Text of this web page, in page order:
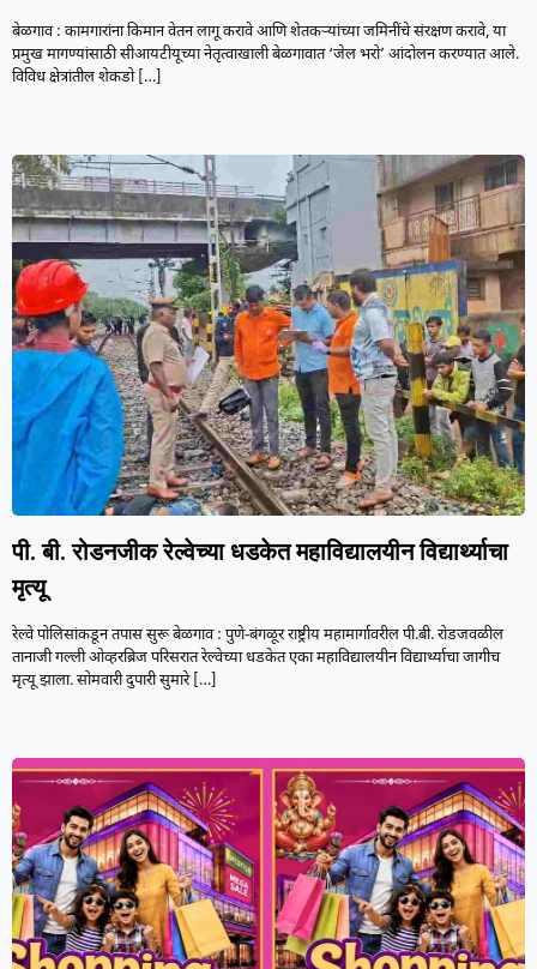
बेळगाव : कामगारांना किमान वेतन लागू करावे आणि शेतकऱ्यांच्या जमिनींचे संरक्षण करावे, या
प्रमुख मागण्यांसाठी सीआयटीयूच्या नेतृत्वाखाली बेळगावात ‘जेल भरो’ आंदोलन करण्यात आले.
विविध क्षेत्रांतील शेकडो[…]
पी. बी. रोडनजीक रेल्वेच्या धडकेत महाविद्यालयीन विद्यार्थ्याचा
मृत्यू
रेल्वे पोलिसांकडून तपास सुरू बेळगाव : पुणे-बंगळूर राष्ट्रीय महामार्गावरील पी.बी. रोडजवळील
तानाजी गल्ली ओव्हरब्रिज परिसरात रेल्वेच्या धडकेत एका महाविद्यालयीन विद्यार्थ्याचा जागीच
मृत्यू झाला. सोमवारी दुपारी सुमारे[…]